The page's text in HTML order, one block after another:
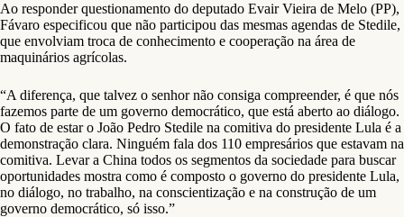
Ao responder questionamento do deputado Evair Vieira de Melo (PP),
Fávaro especificou que não participou das mesmas agendas de Stedile,
que envolviam troca de conhecimento e cooperação na área de
maquinários agrícolas.
“A diferença, que talvez o senhor não consiga compreender, é que nós
fazemos parte de um governo democrático, que está aberto ao diálogo.
O fato de estar o João Pedro Stedile na comitiva do presidente Lula é a
demonstração clara. Ninguém fala dos 110 empresários que estavam na
comitiva. Levar a China todos os segmentos da sociedade para buscar
oportunidades mostra como é composto o governo do presidente Lula,
no diálogo, no trabalho, na conscientização e na construção de um
governo democrático, só isso.”